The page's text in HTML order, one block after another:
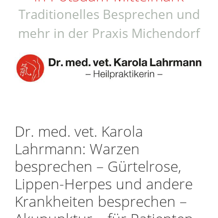
Traditionelles Besprechen und
mehr in der Praxis Michendorf
Dr. med. vet. Karola
Lahrmann: Warzen
besprechen – Gürtelrose,
Lippen-Herpes und andere
Krankheiten besprechen –